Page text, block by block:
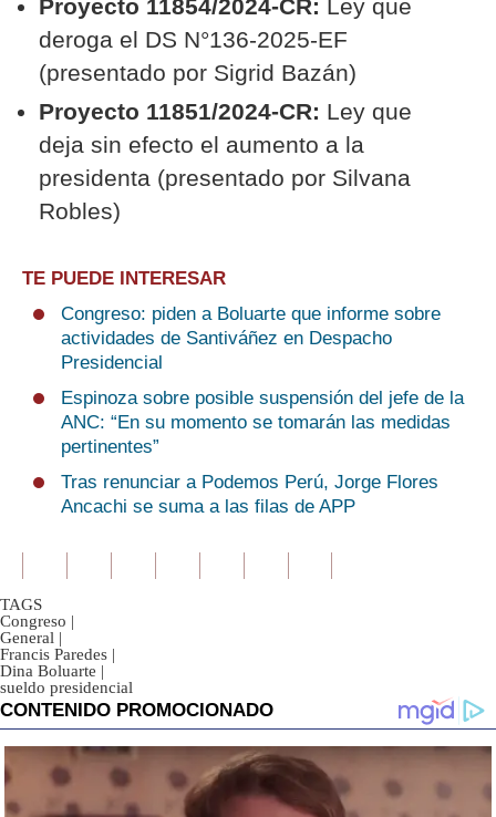
Proyecto 11854/2024-CR: Ley que
deroga el DS N°136-2025-EF
(presentado por Sigrid Bazán)
Proyecto 11851/2024-CR: Ley que
deja sin efecto el aumento a la
presidenta (presentado por Silvana
Robles)
TE PUEDE INTERESAR
Congreso: piden a Boluarte que informe sobre
actividades de Santiváñez en Despacho
Presidencial
Espinoza sobre posible suspensión del jefe de la
ANC: “En su momento se tomarán las medidas
pertinentes”
Tras renunciar a Podemos Perú, Jorge Flores
Ancachi se suma a las filas de APP
TAGS
Congreso |
General |
Francis Paredes |
Dina Boluarte |
sueldo presidencial